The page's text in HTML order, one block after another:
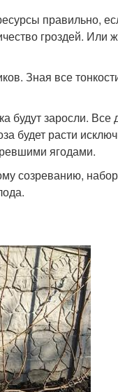
правильно,
гроздей. Или
Зная все
будут заросли. Все
будет расти
ягодами.
созреванию,